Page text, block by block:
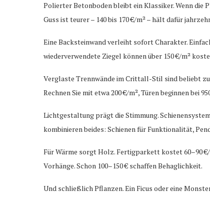
Polierter Betonboden bleibt ein Klassiker. Wenn die
Guss ist teurer – 140 bis 170 €/m² – hält dafür
Eine Backsteinwand verleiht sofort Charakter.
wiederverwendete Ziegel können über 150 €/m²
Verglaste Trennwände im Crittall-Stil sind beliebt
Rechnen Sie mit etwa 200 €/m², Türen beginnen bei
Lichtgestaltung prägt die Stimmung.
kombinieren beides: Schienen für Funktionalität,
Für Wärme sorgt Holz. Fertigparkett kostet 60–90
Vorhänge. Schon 100–150 € schaffen Behaglichkeit.
Und schließlich Pflanzen. Ein Ficus oder eine